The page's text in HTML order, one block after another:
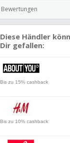
Bewertungen
Diese Händler
Dir gefallen:
Bis zu 15% cashback
Bis zu 10% cashback